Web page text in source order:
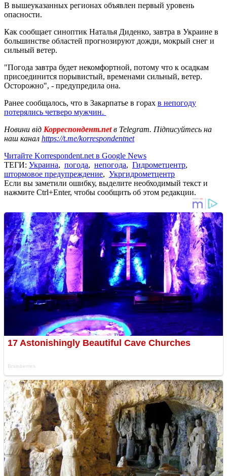
В вышеуказанных регионах объявлен первый уровень
опасности.
Как сообщает синоптик Наталья Диденко, завтра в Украине в
большинстве областей прогнозируют дожди, мокрый снег и
сильный ветер.
"Погода завтра будет некомфортной, потому что к осадкам
присоединится порывистый, временами сильный, ветер.
Осторожно", - предупредила она.
Ранее сообщалось, что в Закарпатье в горах в непогоду
потерялись четверо мужчин.
Новини від Корреспондент.netв Telegram. Підписуйтесь на
наш канал https://t.me/korrespondentnet
Читайте Korrespondent.net в Google News
ТЕГИ: Украина, погода, непогода, Гидрометцентр,
штормовое предупреждение, Укргидрометцентр
Если вы заметили ошибку, выделите необходимый текст и
нажмите Ctrl+Enter, чтобы сообщить об этом редакции.